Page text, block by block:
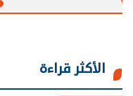
الأكثر قراءة